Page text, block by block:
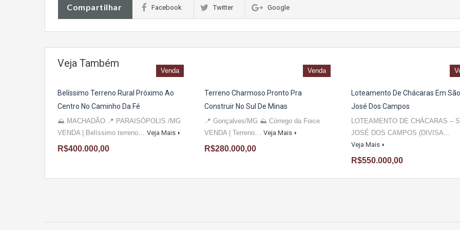
Compartilhar Facebook Twitter Google
Veja Também
Venda
Belíssimo Terreno Rural Próximo Ao
Centro No Caminho Da Fé
⛰ MACHADÃO 📍 PARAISÓPOLIS /MG
VENDA | Belíssimo terreno… Veja Mais
R$400.000,00
Venda
Terreno Charmoso Pronto Pra
Construir No Sul De Minas
📍 Gonçalves/MG ⛰ Córrego da Foice
VENDA | Terreno… Veja Mais
R$280.000,00
Loteamento De Chácaras Em São
José Dos Campos
LOTEAMENTO DE CHÁCARAS –
JOSÉ DOS CAMPOS (DIVISA…
Veja Mais
R$550.000,00